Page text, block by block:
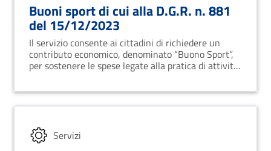
Buoni sport di cui alla D.G.R. n. 881
del 15/12/2023
Il servizio consente ai cittadini di richiedere un
contributo economico, denominato “Buono Sport”,
per sostenere le spese legate alla pratica di attività
riconosciute.
Servizi